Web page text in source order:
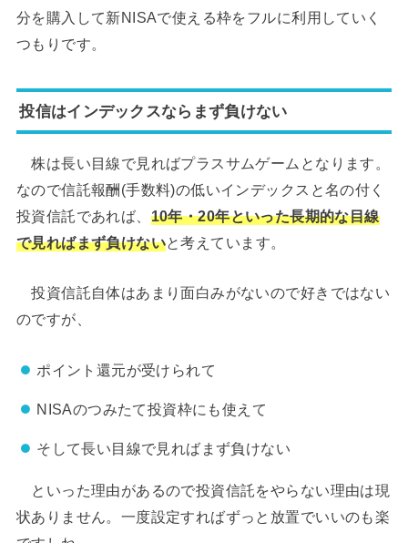
分を購入して新NISAで使える枠をフルに利用していく
つもりです。
投信はインデックスならまず負けない
株は長い目線で見ればプラスサムゲームとなります。
なので信託報酬(手数料)の低いインデックスと名の付く
投資信託であれば、 10年・20年といった長期的な目線
で見ればまず負けないと考えています。
投資信託自体はあまり面白みがないので好きではない
のですが、
ポイント還元が受けられて
NISAのつみたて投資枠にも使えて
そして長い目線で見ればまず負けない
といった理由があるので投資信託をやらない理由は現
状ありません。一度設定すればずっと放置でいいのも楽